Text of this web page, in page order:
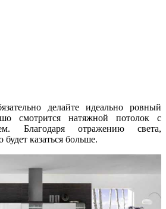
делайте идеально ровный
смотрится натяжной потолок с
Благодаря отражению света,
будет казаться больше.